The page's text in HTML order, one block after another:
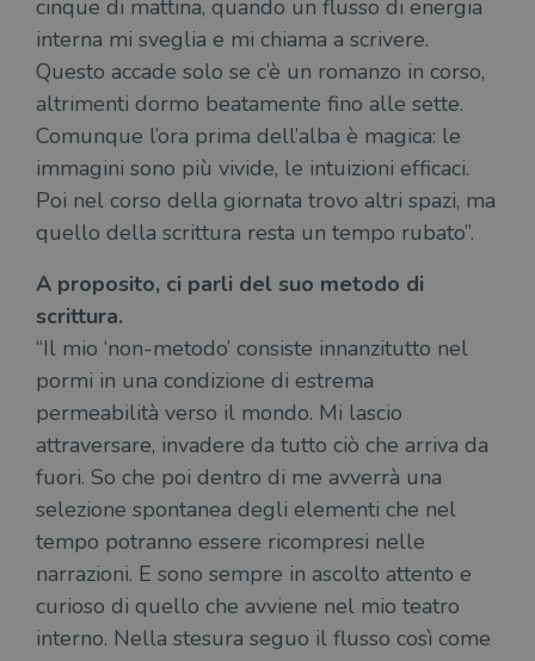
cinque di mattina, quando un flusso di energia
interna mi sveglia e mi chiama a scrivere.
Questo accade solo se c’è un romanzo in corso,
altrimenti dormo beatamente fino alle sette.
Comunque l’ora prima dell’alba è magica: le
immagini sono più vivide, le intuizioni efficaci.
Poi nel corso della giornata trovo altri spazi, ma
quello della scrittura resta un tempo rubato”.
A proposito, ci parli del suo metodo di
scrittura.
“Il mio ‘non-metodo’ consiste innanzitutto nel
pormi in una condizione di estrema
permeabilità verso il mondo. Mi lascio
attraversare, invadere da tutto ciò che arriva da
fuori. So che poi dentro di me avverrà una
selezione spontanea degli elementi che nel
tempo potranno essere ricompresi nelle
narrazioni. E sono sempre in ascolto attento e
curioso di quello che avviene nel mio teatro
interno. Nella stesura seguo il flusso così come